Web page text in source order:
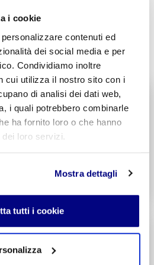
i cookie
contenuti ed
dei social media e per
Condividiamo inoltre
cui utilizza il nostro sito con i
di analisi dei dati web,
i quali potrebbero combinarle
ha fornito loro o che hanno
loro servizi.
Mostra dettagli
tutti i cookie
Scienze Umane
Sociale
& Sociologia
madrelingua Inglese
Entra
Economico
Turismo
& Comunicazione